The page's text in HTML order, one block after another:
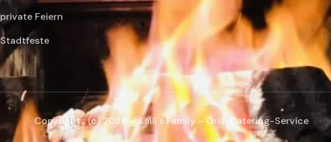
private Feiern
Stadtfeste
Copyrights (c) 2026 – Kalli´s Family – Grill-Catering-Service